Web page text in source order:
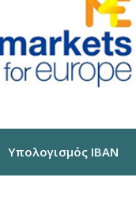
Υπολογισμός IBAN